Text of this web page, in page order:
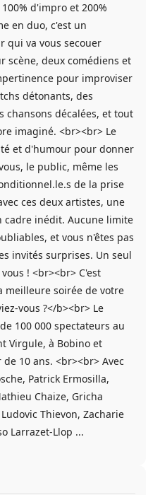
d'impro et 200%
en duo, c'est un
qui va vous secouer
scène, deux comédiens et
pour improviser
détonants, des
chansons décalées, et tout
imaginé. <br><br> Le
et d'humour pour donner
le public, même les
de la prise
ces deux artistes, une
cadre inédit. Aucune limite
et vous n'êtes pas
invités surprises. Un seul
! <br><br> C'est
meilleure soirée de votre
vous ?</b><br> Le
100 000 spectateurs au
Virgule, à Bobino et
10 ans. <br><br> Avec
Patrick Ermosilla,
Chaize, Gricha
Thievon, Zacharie
Larrazet-Llop ...